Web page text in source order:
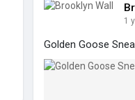
1 y
Golden Goose